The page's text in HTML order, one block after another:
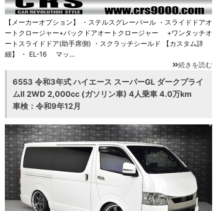
【メーカーオプション】 ・ステルスグレーパール ・スライドドアオ
ートクロージャー+バックドアオートクロージャー +ワンタッチオ
ートスライドドア(助手席側) ・スクラッチシールド 【カスタム詳
細】 ・ EL-16 マッ…
続きを読む
6553 令和3年式 ハイエース スーパーGL ダークプライ
ムⅡ 2WD 2,000cc (ガソリン車) 4人乗車 4.0万km
車検：令和9年12月